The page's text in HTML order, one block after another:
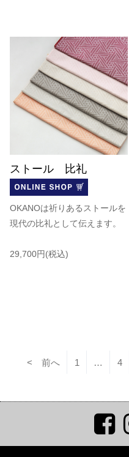
ストール 比礼
OKANOは祈りあるストールを
現代の比礼として伝えます。
29,700円(税込)
< 前へ 1 … 4